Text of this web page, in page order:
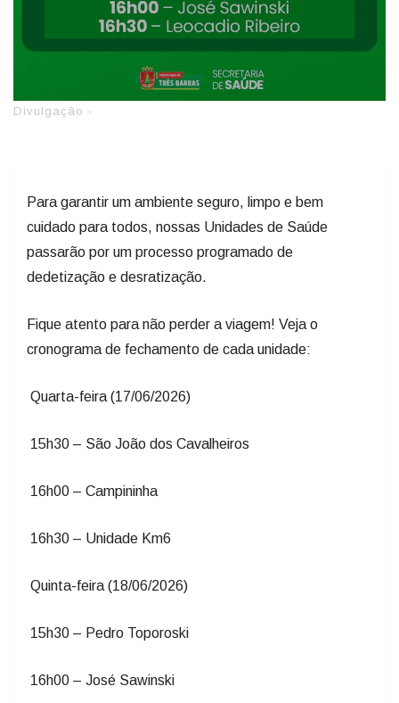
Divulgação -
Para garantir um ambiente seguro, limpo e bem
cuidado para todos, nossas Unidades de Saúde
passarão por um processo programado de
dedetização e desratização.
Fique atento para não perder a viagem! Veja o
cronograma de fechamento de cada unidade:
Quarta-feira (17/06/2026)
15h30 – São João dos Cavalheiros
16h00 – Campininha
16h30 – Unidade Km6
Quinta-feira (18/06/2026)
15h30 – Pedro Toporoski
16h00 – José Sawinski